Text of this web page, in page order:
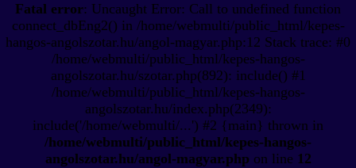
Fatal error: Uncaught Error: Call to undefined function
connect_dbEng2() in /home/webmulti/public_html/kepes-
hangos-angolszotar.hu/angol-magyar.php:12 Stack trace: #0
/home/webmulti/public_html/kepes-hangos-
angolszotar.hu/szotar.php(892): include() #1
/home/webmulti/public_html/kepes-hangos-
angolszotar.hu/index.php(2349):
include('/home/webmulti/...') #2 {main} thrown in
/home/webmulti/public_html/kepes-hangos-
angolszotar.hu/angol-magyar.php on line 12